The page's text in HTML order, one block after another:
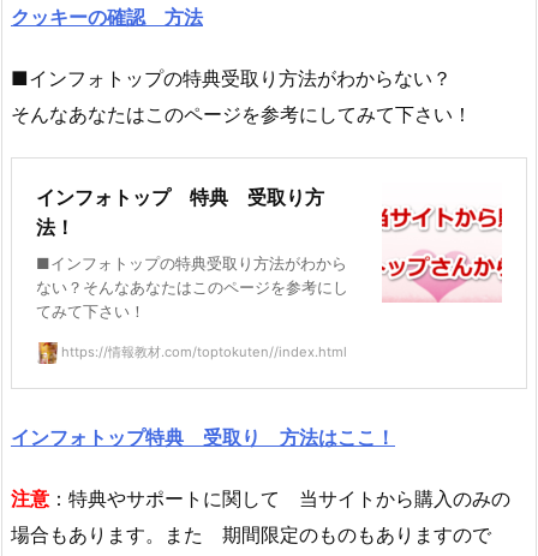
クッキーの確認 方法
■インフォトップの特典受取り方法がわからない？
そんなあなたはこのページを参考にしてみて下さい！
インフォトップ 特典 受取り方
法！
■インフォトップの特典受取り方法がわから
ない？そんなあなたはこのページを参考にし
てみて下さい！
https://情報教材.com/toptokuten//index.html
インフォトップ特典 受取り 方法はここ！
注意 ：特典やサポートに関して 当サイトから購入のみの
場合もあります。また 期間限定のものもありますので